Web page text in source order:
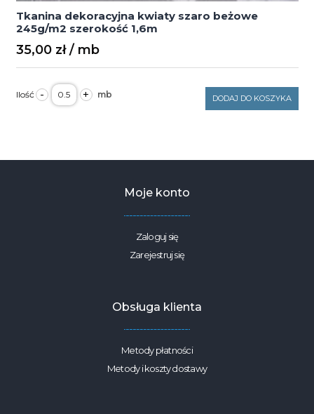
Tkanina dekoracyjna kwiaty szaro beżowe
245g/m2 szerokość 1,6m
35,00 zł
- ilość
Tkanina
dekoracyjna
szerokość
+ DODAJ DO KOSZYKA
Moje konto
Zaloguj się
Zarejestruj się
Obsługa klienta
Metody płatności
Metody i koszty dostawy